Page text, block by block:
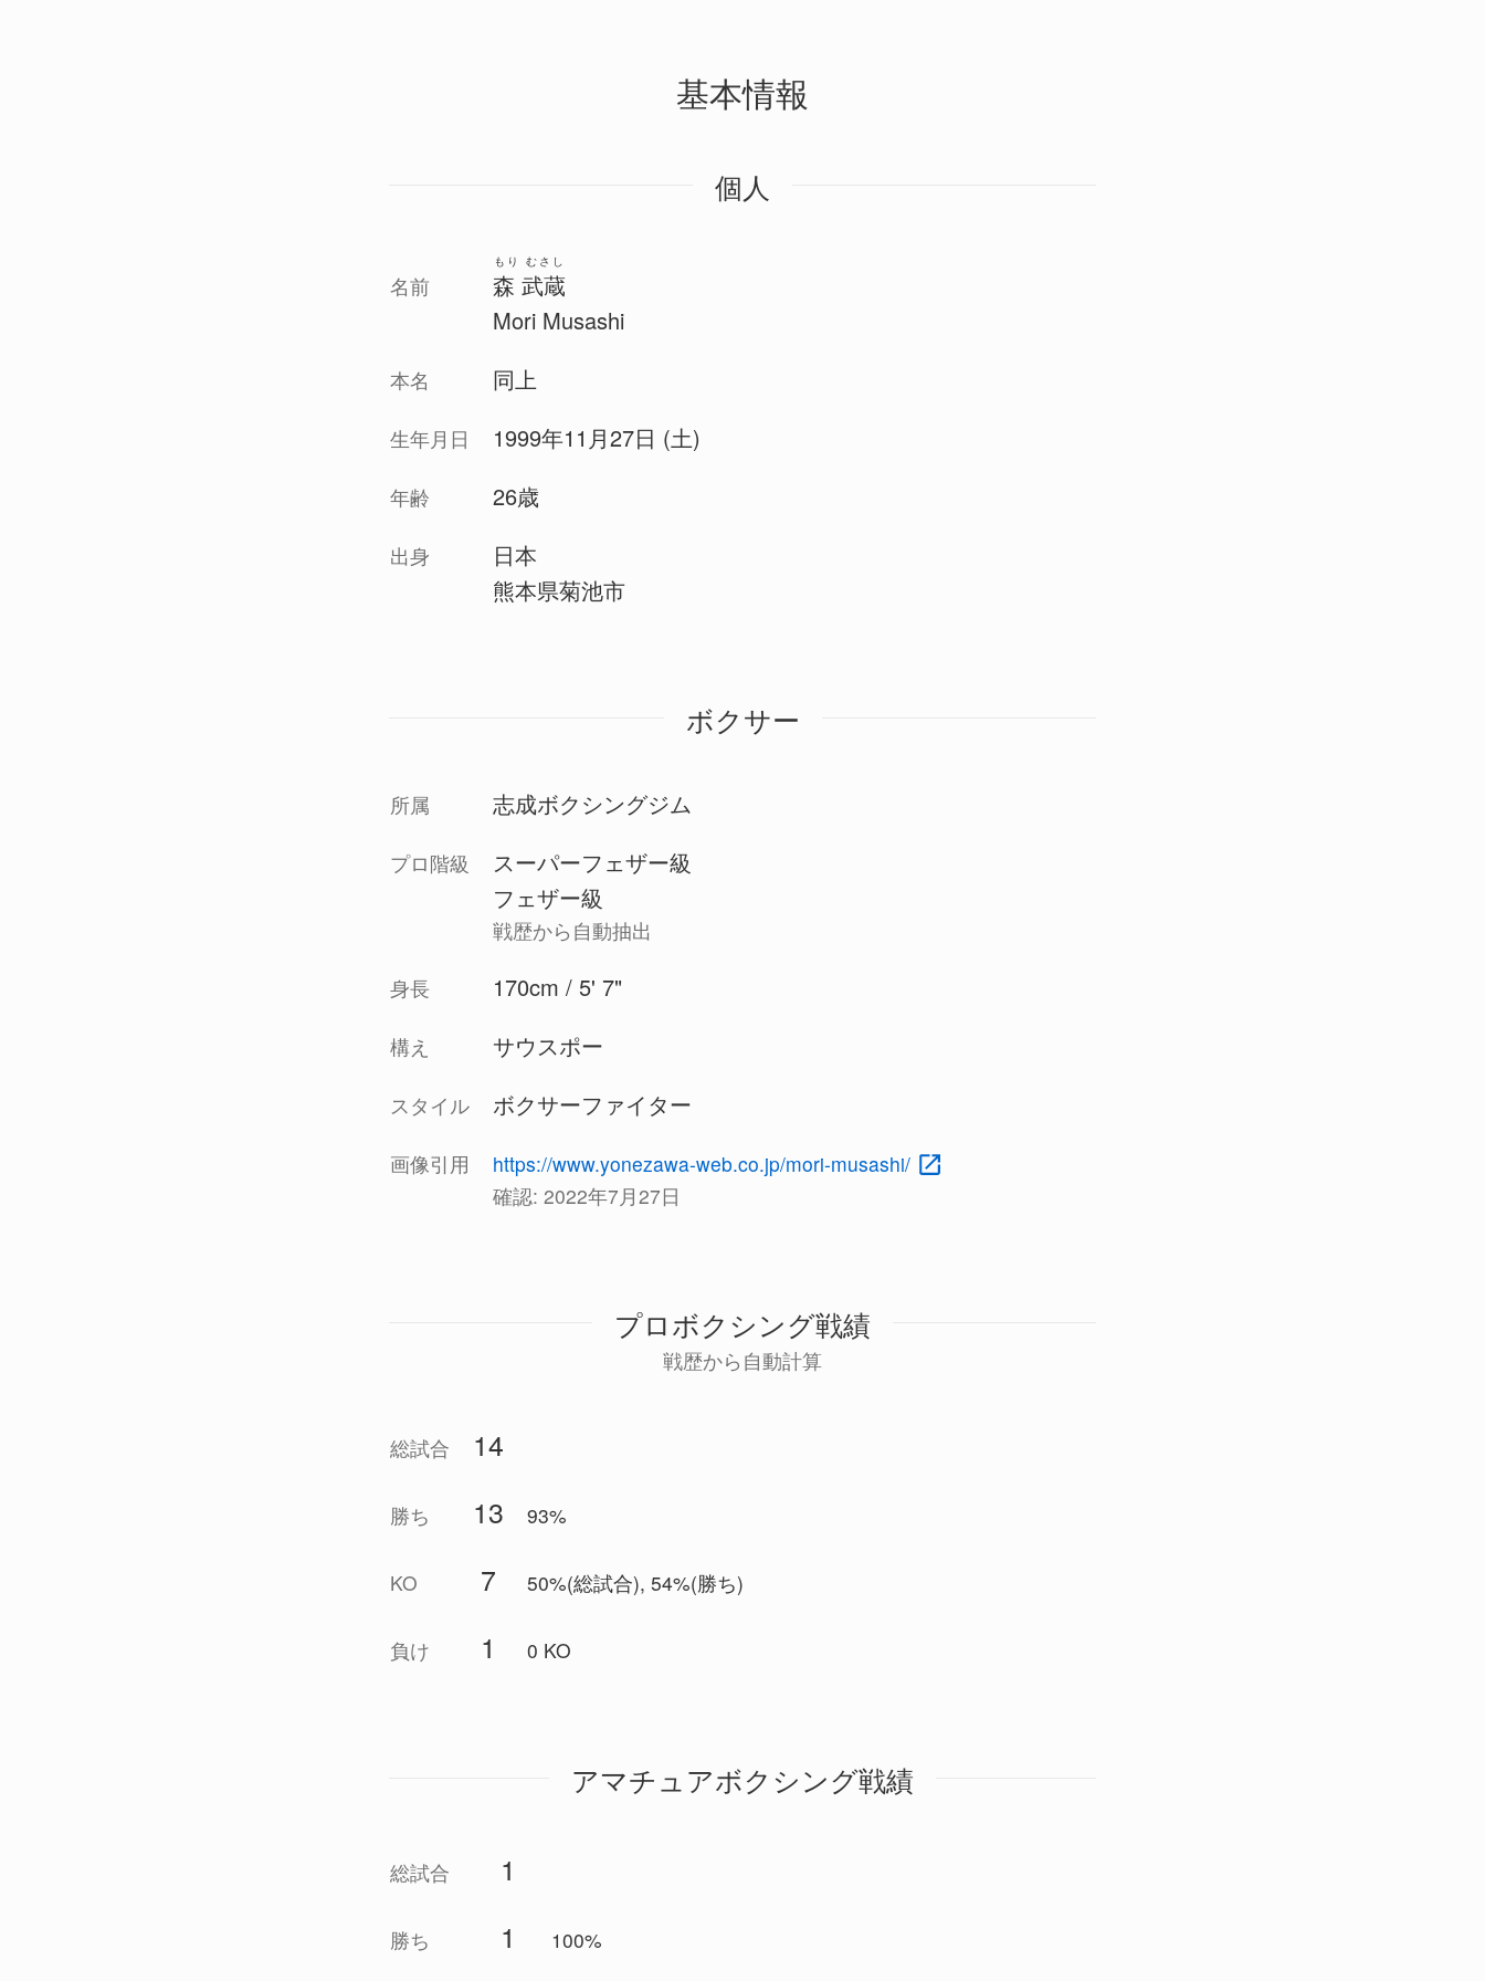
基本情報
個人
名前 森 武蔵
もり むさし
Mori Musashi
本名 同上
生年月日 1999年11月27日 (土)
年齢 26歳
出身
日本
熊本県菊池市
ボクサー
所属 志成ボクシングジム
プロ階級
スーパーフェザー級
フェザー級
戦歴から自動抽出
身長 170cm / 5' 7"
構え サウスポー
スタイル ボクサーファイター
画像引用
https://www.yonezawa-web.co.jp/mori-musashi/
確認: 2022年7月27日
プロボクシング戦績
戦歴から自動計算
総試合 14
勝ち 13 93%
KO 7 50%(総試合), 54%(勝ち)
負け 1 0 KO
アマチュアボクシング戦績
総試合 1
勝ち 1 100%